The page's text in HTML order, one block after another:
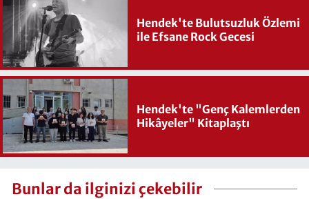
Hendek'te Bulutsuzluk Özlemi
ile Efsane Rock Gecesi
Hendek'te "Genç Kalemlerden
Hikâyeler" Kitaplaştı
Bunlar da ilginizi çekebilir